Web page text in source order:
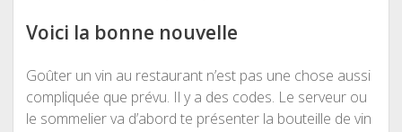
Voici la bonne nouvelle
Goûter un vin au restaurant n’est pas une chose aussi
compliquée que prévu. Il y a des codes. Le serveur ou
le sommelier va d’abord te présenter la bouteille de vin